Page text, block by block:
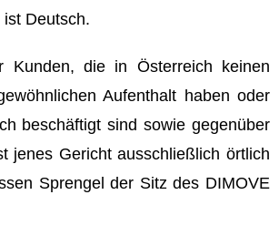
Deutsch.
Kunden, die in Österreich keinen
Aufenthalt haben oder
beschäftigt sind sowie gegenüber
jenes Gericht ausschließlich örtlich
Sprengel der Sitz des DIMOVE